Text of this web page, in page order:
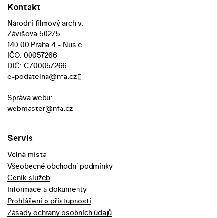
Kontakt
Národní filmový archiv:
Závišova 502/5
140 00 Praha 4 - Nusle
IČO: 00057266
DIČ: CZ00057266
e-podatelna@nfa.cz
Správa webu:
webmaster@nfa.cz
Servis
Volná místa
Všeobecné obchodní podmínky
Ceník služeb
Informace a dokumenty
Prohlášení o přístupnosti
Zásady ochrany osobních údajů